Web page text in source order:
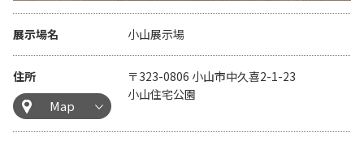
展示場名 小山展示場
住所
Map
〒323-0806 小山市中久喜2-1-23
小山住宅公園